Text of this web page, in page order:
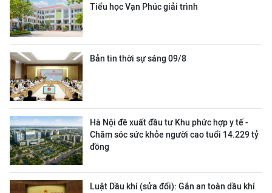
Tiểu học Vạn Phúc giải trình
Bản tin thời sự sáng 09/8
Hà Nội đề xuất đầu tư Khu phức hợp y tế -
Chăm sóc sức khỏe người cao tuổi 14.229 tỷ
đồng
Luật Dầu khí (sửa đổi): Gắn an toàn dầu khí